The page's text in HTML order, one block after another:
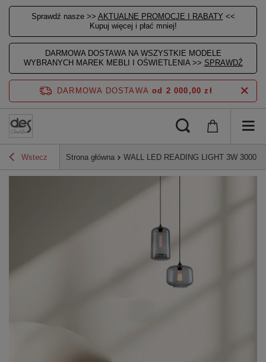
Sprawdź nasze >> AKTUALNE PROMOCJE I RABATY <<
Kupuj więcej i płać mniej!
DARMOWA DOSTAWA NA WSZYSTKIE MODELE
WYBRANYCH MAREK MEBLI I OŚWIETLENIA >> SPRAWDŹ
DARMOWA DOSTAWA od 2 000,00 zł
Wstecz Strona główna WALL LED READING LIGHT 3W